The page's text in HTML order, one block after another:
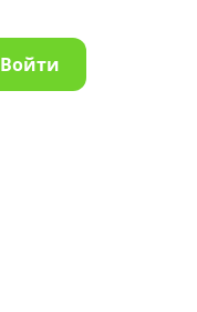
Войти